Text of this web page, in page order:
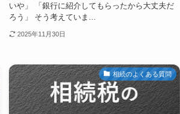
いや」 「銀行に紹介してもらったから大丈夫だ
ろう」 そう考えていま...
2025年11月30日
相続のよくある質問